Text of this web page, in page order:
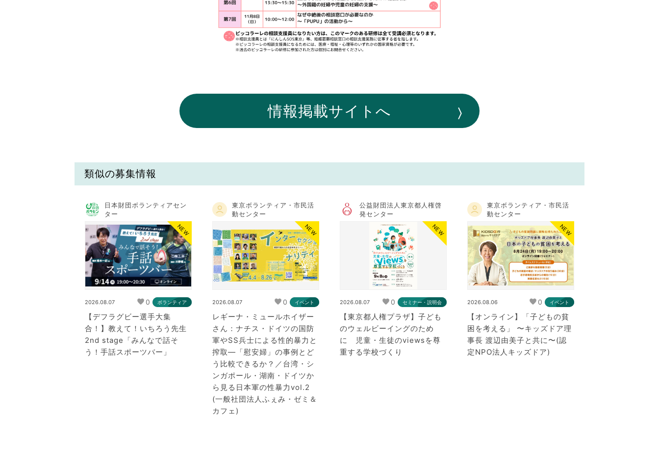
情報掲載サイトへ
類似の募集情報
日本財団ボランティアセン
ター
NEW
2026.08.07 0 ボランティア
【デフラグビー選手大集
合！】教えて！いちろう先生
2nd stage「みんなで話そ
う！手話スポーツバー」
東京ボランティア・市民活
動センター
NEW
2026.08.07 0 イベント
レギーナ・ミュールホイザー
さん：ナチス・ドイツの国防
軍やSS兵士による性的暴力と
搾取―「慰安婦」の事例とど
う比較できるか？／台湾・シ
ンガポール・湖南・ドイツか
ら見る日本軍の性暴力vol.2
(一般社団法人ふぇみ・ゼミ＆
カフェ)
公益財団法人東京都人権啓
発センター
NEW
2026.08.07 0 セミナー・説明会
【東京都人権プラザ】子ども
のウェルビーイングのため
に 児童・生徒のviewsを尊
重する学校づくり
東京ボランティア・市民活
動センター
NEW
2026.08.06 0 イベント
【オンライン】「子どもの貧
困を考える」 〜キッズドア理
事長 渡辺由美子と共に〜(認
定NPO法人キッズドア)